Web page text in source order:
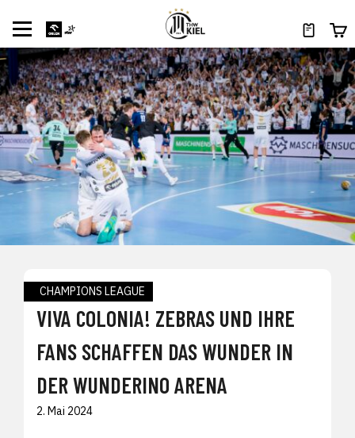
CHAMPIONS LEAGUE
VIVA COLONIA! ZEBRAS UND IHRE
FANS SCHAFFEN DAS WUNDER IN
DER WUNDERINO ARENA
2. Mai 2024